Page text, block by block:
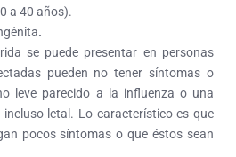
a 40 años).
.
se puede presentar en personas
pueden no tener síntomas o
leve parecido a la influenza o una
letal. Lo característico es que
pocos síntomas o que éstos sean